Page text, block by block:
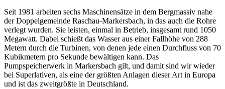
Seit 1981 arbeiten sechs Maschinensätze in dem Bergmassiv nahe
der Doppelgemeinde Raschau-Markersbach, in das auch die Rohre
verlegt wurden. Sie leisten, einmal in Betrieb, insgesamt rund 1050
Megawatt. Dabei schießt das Wasser aus einer Fallhöhe von 288
Metern durch die Turbinen, von denen jede einen Durchfluss von 70
Kubikmetern pro Sekunde bewältigen kann. Das
Pumpspeicherwerk in Markersbach gilt, und damit sind wir wieder
bei Superlativen, als eine der größten Anlagen dieser Art in Europa
und ist das zweitgrößte in Deutschland.